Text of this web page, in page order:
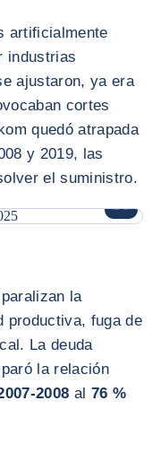
artificialmente
industrias
ajustaron, ya era
cortes
quedó atrapada
y 2019, las
el suministro.
la
productiva, fuga de
La deuda
la relación
2008 al 76 %